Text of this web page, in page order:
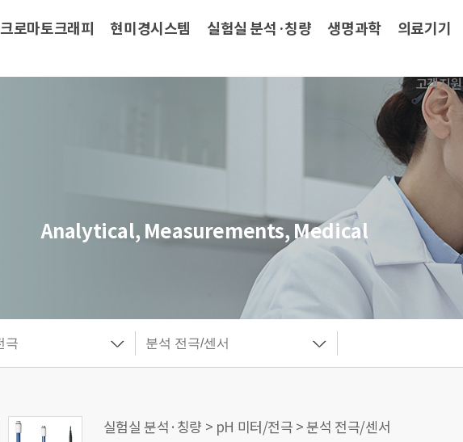
크로마토크래피 현미경시스템 실험실 분석·칭량 생명과학 의료기기
고객지원
Analytical, Measurements, Medical
실험실 분석·칭량 > pH 미터/전극 > 분석 전극/센서